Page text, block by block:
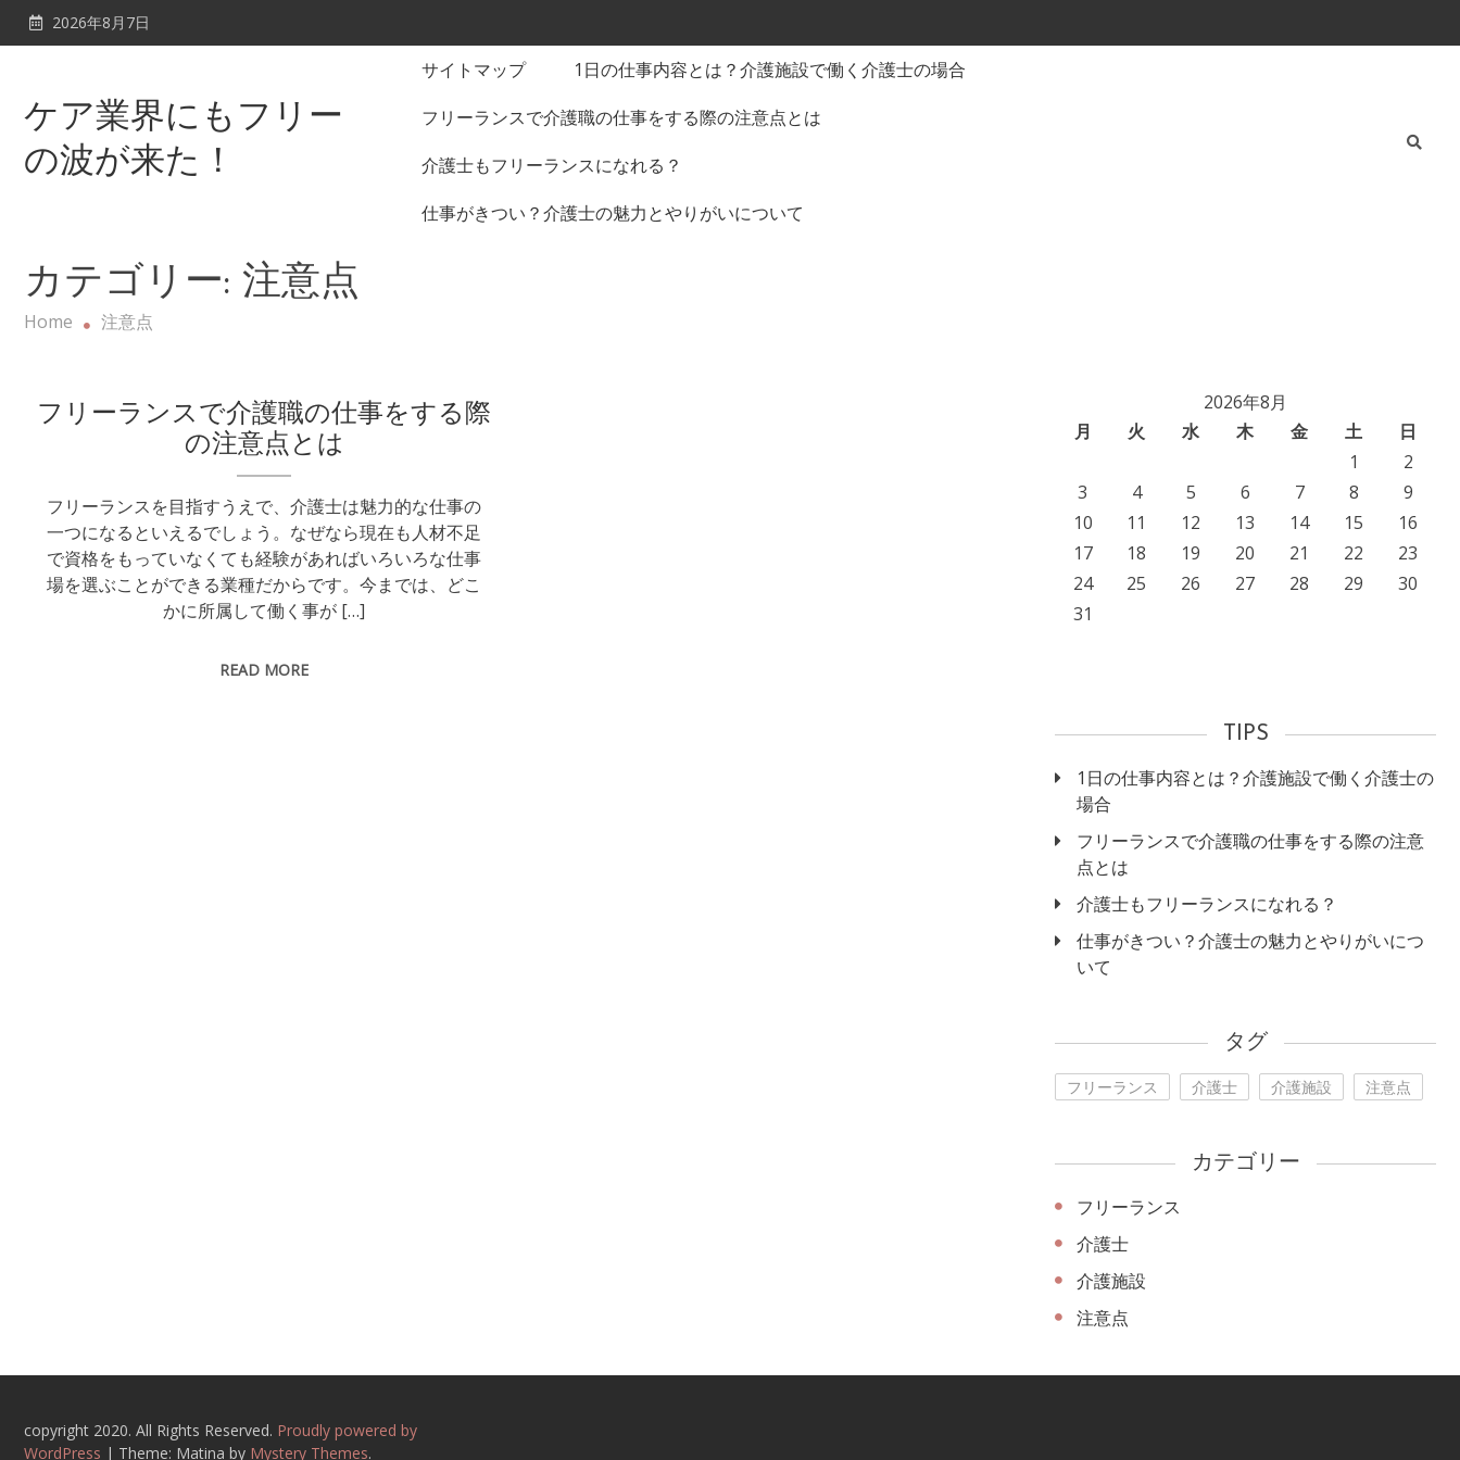
Skip
2026年8月7日
ケア業界にもフリー
の波が来た！
サイトマップ
1日の仕事内容とは？介護施設で働く介護士の場合
フリーランスで介護職の仕事をする際の注意点とは
介護士もフリーランスになれる？
仕事がきつい？介護士の魅力とやりがいについて
カテゴリー: 注意点
Home 注意点
フリーランスで介護職の仕事をする際
の注意点とは
フリーランスを目指すうえで、介護士は魅力的な仕事の
一つになるといえるでしょう。なぜなら現在も人材不足
で資格をもっていなくても経験があればいろいろな仕事
場を選ぶことができる業種だからです。今までは、どこ
かに所属して働く事が […]
READ MORE
2026年8月
月
火 水 木 金 土
日
1
2
3
4 5 6 7 8
9
10
11 12 13 14 15
16
17
18 19 20 21 22
23
24
25 26 27 28 29
30
31
TIPS
1日の仕事内容とは？介護施設で働く介護士の
場合
フリーランスで介護職の仕事をする際の注意
点とは
介護士もフリーランスになれる？
仕事がきつい？介護士の魅力とやりがいにつ
いて
タグ
フリーランス 介護士 介護施設 注意点
カテゴリー
フリーランス
介護士
介護施設
注意点
copyright 2020. All Rights Reserved. Proudly powered by
WordPress | Theme: Matina by Mystery Themes.